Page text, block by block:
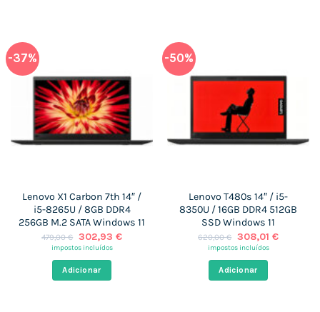
-37%
Lenovo X1 Carbon 7th 14″ /
i5-8265U / 8GB DDR4
256GB M.2 SATA Windows 11
479,00€ O
preço
era:
479,00 €.
302,93 €O
impostos incluídos
Adicionar
-50%
Lenovo T480s 14″ / i5-
8350U / 16GB DDR4 512GB
SSD Windows 11
620,00€ O
preço
era:
620,00 €.
308,01 €O
impostos incluídos
Adicionar